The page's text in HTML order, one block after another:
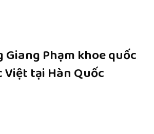
Giang Phạm khoe quốc
Việt tại Hàn Quốc